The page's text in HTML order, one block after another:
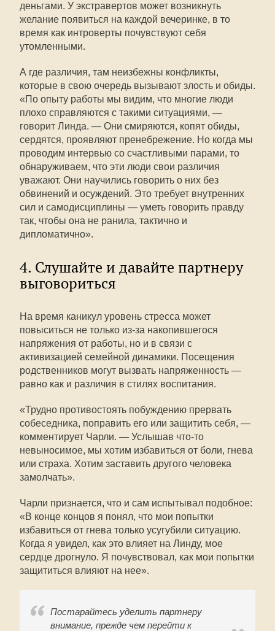
деньгами. У экстравертов может возникнуть
желание появиться на каждой вечеринке, в то
время как интроверты почувствуют себя
утомленными.
А где различия, там неизбежны конфликты,
которые в свою очередь вызывают злость и обиды.
«По опыту работы мы видим, что многие люди
плохо справляются с такими ситуациями, —
говорит Линда. — Они смиряются, копят обиды,
сердятся, проявляют пренебрежение. Но когда мы
проводим интервью со счастливыми парами, то
обнаруживаем, что эти люди свои различия
уважают. Они научились говорить о них без
обвинений и осуждений. Это требует внутренних
сил и самодисциплины — уметь говорить правду
так, чтобы она не ранила, тактично и
дипломатично».
4. Слушайте и давайте партнеру
выговориться
На время каникул уровень стресса может
повыситься не только из-за накопившегося
напряжения от работы, но и в связи с
активизацией семейной динамики. Посещения
родственников могут вызвать напряженность —
равно как и различия в стилях воспитания.
«Трудно противостоять побуждению прервать
собеседника, поправить его или защитить себя, —
комментирует Чарли. — Услышав что-то
невыносимое, мы хотим избавиться от боли, гнева
или страха. Хотим заставить другого человека
замолчать».
Чарли признается, что и сам испытывал подобное:
«В конце концов я понял, что мои попытки
избавиться от гнева только усугубили ситуацию.
Когда я увидел, как это влияет на Линду, мое
сердце дрогнуло. Я почувствовал, как мои попытки
защититься влияют на нее».
Постарайтесь уделить партнеру
внимание, прежде чем перейти к